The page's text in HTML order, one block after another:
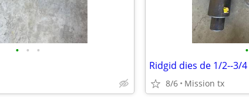
• • • •
Ridgid dies de 1/2--3/4
8/6 Mission tx